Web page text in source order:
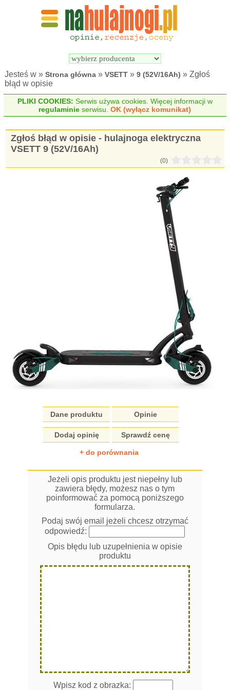
Wyszukiwarka
elektrycznych
Jesteś w »Strona główna »VSETT »9 (52V/16Ah) » Zgłoś
błąd w opisie
PLIKI COOKIES: Serwis używa cookies. Więcej informacji w
regulaminie serwisu.OK (wyłącz komunikat)
Zgłoś błąd w opisie - hulajnoga elektryczna
VSETT 9 (52V/16Ah)
(0)
Dane produktu Opinie
Dodaj opinię Sprawdź cenę
+ do porównania
Jeżeli opis produktu jest niepełny lub
zawiera błędy, możesz nas o tym
poinformować za pomocą poniższego
formularza.
Podaj swój email jeżeli chcesz otrzymać
odpowiedź:
Opis błędu lub uzupełnienia w opisie
produktu
Wpisz kod z obrazka: